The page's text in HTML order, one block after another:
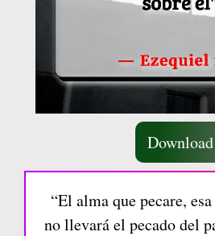
Download
“El alma que pecare,
no llevará el pecado del